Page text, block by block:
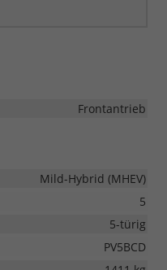
Frontantrieb
Mild-Hybrid (MHEV)
5
5-türig
PV5BCD